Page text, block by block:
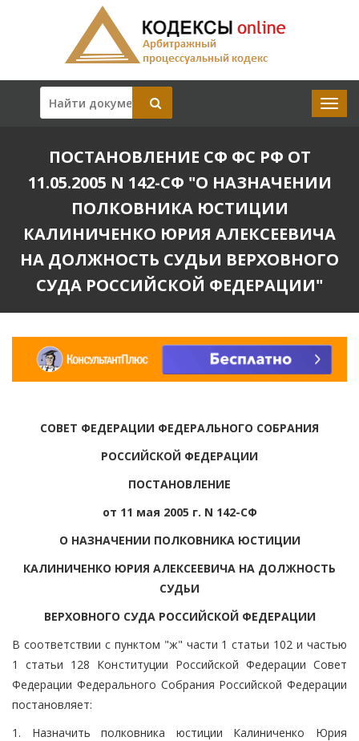
ПОСТАНОВЛЕНИЕ СФ ФС РФ ОТ
11.05.2005 N 142-СФ "О НАЗНАЧЕНИИ
ПОЛКОВНИКА ЮСТИЦИИ
КАЛИНИЧЕНКО ЮРИЯ АЛЕКСЕЕВИЧА
НА ДОЛЖНОСТЬ СУДЬИ ВЕРХОВНОГО
СУДА РОССИЙСКОЙ ФЕДЕРАЦИИ"
СОВЕТ ФЕДЕРАЦИИ ФЕДЕРАЛЬНОГО СОБРАНИЯ
РОССИЙСКОЙ ФЕДЕРАЦИИ
ПОСТАНОВЛЕНИЕ
от 11 мая 2005 г. N 142-СФ
О НАЗНАЧЕНИИ ПОЛКОВНИКА ЮСТИЦИИ
КАЛИНИЧЕНКО ЮРИЯ АЛЕКСЕЕВИЧА НА ДОЛЖНОСТЬ
СУДЬИ
ВЕРХОВНОГО СУДА РОССИЙСКОЙ ФЕДЕРАЦИИ
В соответствии с пунктом "ж" части 1 статьи 102 и частью
1 статьи 128 Конституции Российской Федерации Совет
Федерации Федерального Собрания Российской Федерации
постановляет:
1. Назначить полковника юстиции Калиниченко Юрия